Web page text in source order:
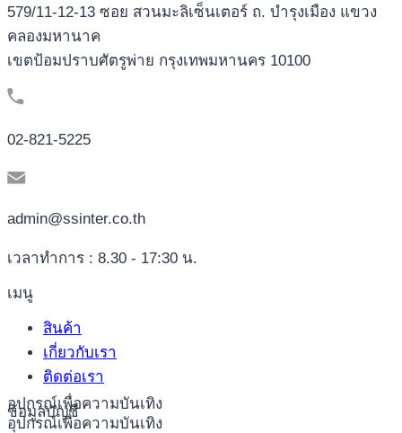
อุปกรณ์เพื่อความบันเทิง
อุปกรณ์เพื่อความบันเทิง
579/11-12-13 ซอย สวนมะลิเซ็นเตอร์ ถ. บำรุงเมือง แขวง
คลองมหานาค
เขตป้อมปราบศัตรูพ่าย กรุงเทพมหานคร 10100
02-821-5225
admin@ssinter.co.th
เวลาทำการ : 8.30 - 17:30 น.
เมนู
สินค้า
เกี่ยวกับเรา
ติดต่อเรา
ข้อมูลบัญชี